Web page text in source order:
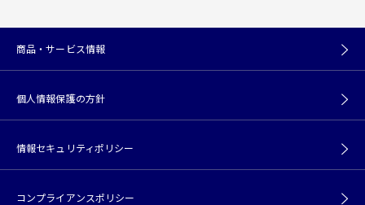
商品・サービス情報
個人情報保護の方針
情報セキュリティポリシー
コンプライアンスポリシー